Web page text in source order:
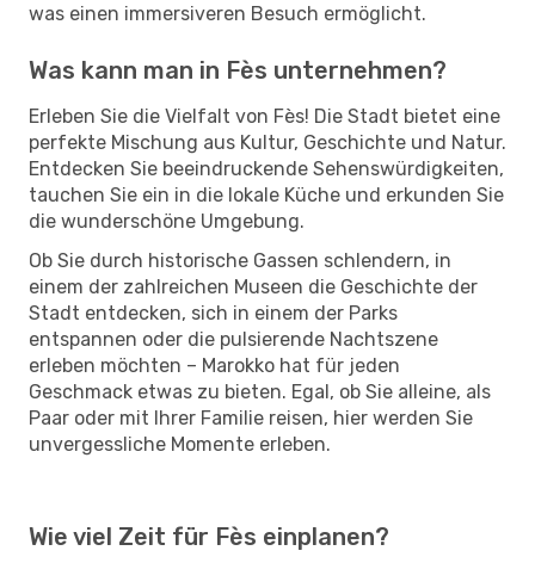
was einen immersiveren Besuch ermöglicht.
Was kann man in Fès unternehmen?
Erleben Sie die Vielfalt von Fès! Die Stadt bietet eine
perfekte Mischung aus Kultur, Geschichte und Natur.
Entdecken Sie beeindruckende Sehenswürdigkeiten,
tauchen Sie ein in die lokale Küche und erkunden Sie
die wunderschöne Umgebung.
Ob Sie durch historische Gassen schlendern, in
einem der zahlreichen Museen die Geschichte der
Stadt entdecken, sich in einem der Parks
entspannen oder die pulsierende Nachtszene
erleben möchten – Marokko hat für jeden
Geschmack etwas zu bieten. Egal, ob Sie alleine, als
Paar oder mit Ihrer Familie reisen, hier werden Sie
unvergessliche Momente erleben.
Wie viel Zeit für Fès einplanen?